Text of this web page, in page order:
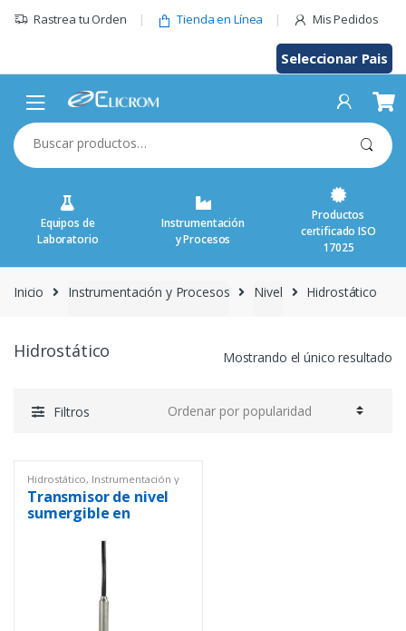
Rastrea tu Orden Tienda en Línea Mis Pedidos
Seleccionar Pais
Buscar
por:
Equipos de
Laboratorio
Instrumentación
y Procesos
Productos
certificado ISO
17025
Inicio Instrumentación y Procesos Nivel Hidrostático
Hidrostático Mostrando el único resultado
Filtros
Hidrostático, Instrumentación y
Procesos Nivel
Transmisor de nivel
sumergible en